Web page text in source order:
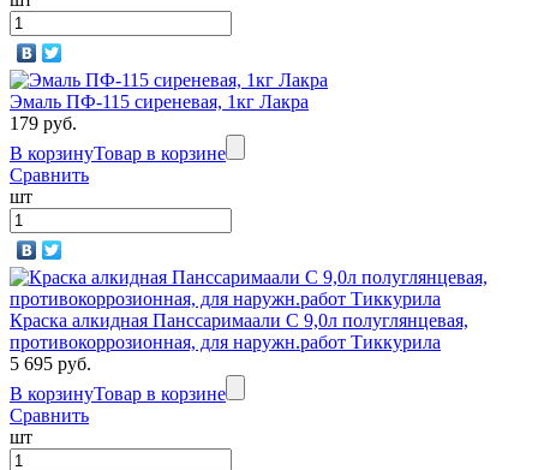
Эмаль ПФ-115 сиреневая, 1кг Лакра
179 руб.
В корзинуТовар в корзине
Сравнить
шт
Краска алкидная Панссаримаали С 9,0л полуглянцевая,
противокоррозионная, для наружн.работ Тиккурила
5 695 руб.
В корзинуТовар в корзине
Сравнить
шт